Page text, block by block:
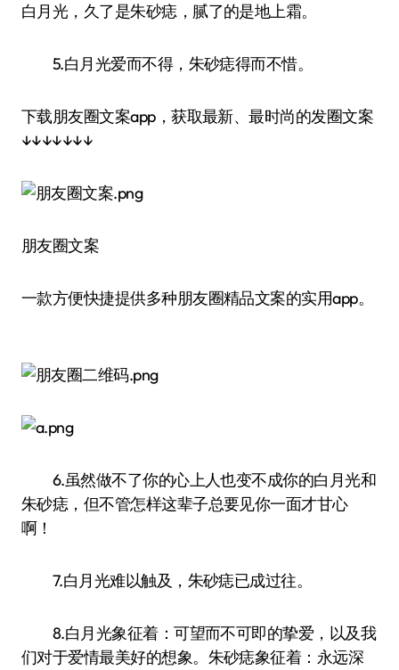
白月光，久了是朱砂痣，腻了的是地上霜。
5.白月光爱而不得，朱砂痣得而不惜。
下载朋友圈文案app，获取最新、最时尚的发圈文案
↓↓↓↓↓↓↓
朋友圈文案
一款方便快捷提供多种朋友圈精品文案的实用app。
6.虽然做不了你的心上人也变不成你的白月光和
朱砂痣，但不管怎样这辈子总要见你一面才甘心
啊！
7.白月光难以触及，朱砂痣已成过往。
8.白月光象征着：可望而不可即的挚爱，以及我
们对于爱情最美好的想象。朱砂痣象征着：永远深